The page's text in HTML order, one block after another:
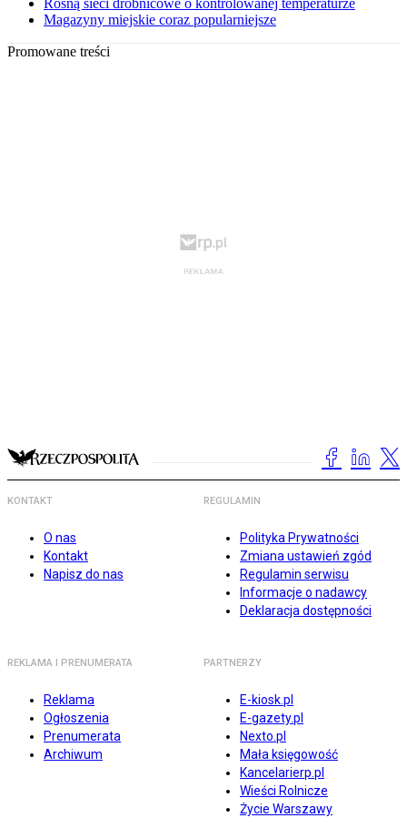
Rosną sieci drobnicowe o kontrolowanej temperaturze
Magazyny miejskie coraz popularniejsze
Promowane treści
KONTAKT
O nas
Kontakt
Napisz do nas
REGULAMIN
Polityka Prywatności
Zmiana ustawień zgód
Regulamin serwisu
Informacje o nadawcy
Deklaracja dostępności
REKLAMA I PRENUMERATA
Reklama
Ogłoszenia
Prenumerata
Archiwum
PARTNERZY
E-kiosk.pl
E-gazety.pl
Nexto.pl
Mała księgowość
Kancelarierp.pl
Wieści Rolnicze
Życie Warszawy